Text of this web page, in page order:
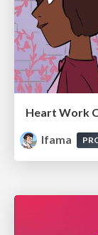
Heart Work
lfama